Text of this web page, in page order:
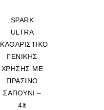
SPARK
ULTRA
ΚΑΘΑΡΙΣΤΙΚΟ
ΓΕΝΙΚΗΣ
ΧΡΗΣΗΣ ΜΕ
ΠΡΑΣΙΝΟ
ΣΑΠΟΥΝΙ –
4lt